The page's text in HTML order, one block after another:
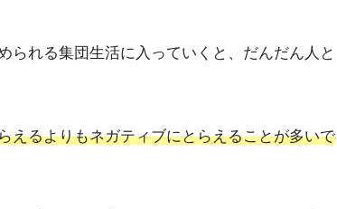
られる集団生活に入っていくと、だんだん人と
えるよりもネガティブにとらえることが多いで